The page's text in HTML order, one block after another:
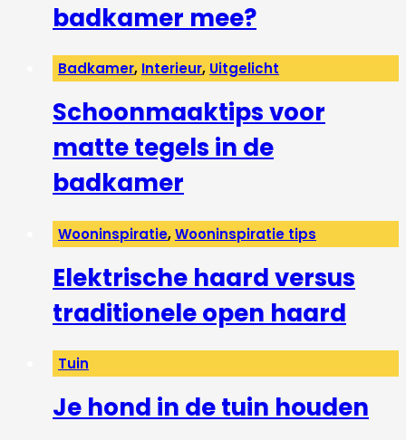
badkamer mee?
Badkamer, Interieur, Uitgelicht
Schoonmaaktips voor
matte tegels in de
badkamer
Wooninspiratie,Wooninspiratie tips
Elektrische haard versus
traditionele open haard
Tuin
Je hond in de tuin houden